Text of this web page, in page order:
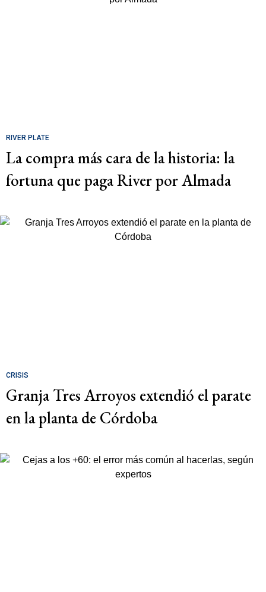
RIVER PLATE
La compra más cara de la historia: la
fortuna que paga River por Almada
CRISIS
Granja Tres Arroyos extendió el parate
en la planta de Córdoba